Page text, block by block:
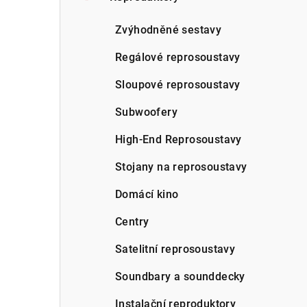
Zvýhodněné sestavy
Regálové reprosoustavy
Sloupové reprosoustavy
Subwoofery
High-End Reprosoustavy
Stojany na reprosoustavy
Domácí kino
Centry
Satelitní reprosoustavy
Soundbary a sounddecky
Instalační reproduktory